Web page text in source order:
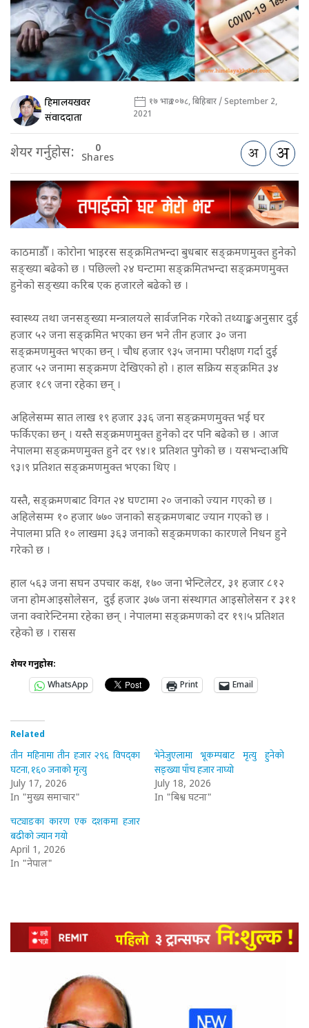
हिमालयखवर
संवाददाता
१७ भाद्र २०७८, बिहिबार / September 2,
2021
शेयर गर्नुहोस: 0
Shares
काठमाडौँ । कोरोना भाइरस सङ्क्रमितभन्दा बुधबार सङ्क्रमणमुक्त हुनेको
सङ्ख्या बढेको छ । पछिल्लो २४ घन्टामा सङ्क्रमितभन्दा सङ्क्रमणमुक्त
हुनेको सङ्ख्या करिब एक हजारले बढेको छ ।
स्वास्थ्य तथा जनसङ्ख्या मन्त्रालयले सार्वजनिक गरेको तथ्याङ्कअनुसार दुई
हजार ५२ जना सङ्क्रमित भएका छन भने तीन हजार ३० जना
सङ्क्रमणमुक्त भएका छन् । चौध हजार ९३५ जनामा परीक्षण गर्दा दुई
हजार ५२ जनामा सङ्क्रमण देखिएको हो । हाल सक्रिय सङ्क्रमित ३४
हजार १८९ जना रहेका छन् ।
अहिलेसम्म सात लाख १९ हजार ३३६ जना सङ्क्रमणमुक्त भई घर
फर्किएका छन् । यस्तै सङ्क्रमणमुक्त हुनेको दर पनि बढेको छ । आज
नेपालमा सङ्क्रमणमुक्त हुने दर ९४।१ प्रतिशत पुगेको छ । यसभन्दाअघि
९३।९ प्रतिशत सङ्क्रमणमुक्त भएका थिए ।
यस्तै, सङ्क्रमणबाट विगत २४ घण्टामा २० जनाको ज्यान गएको छ ।
अहिलेसम्म १० हजार ७७० जनाको सङ्क्रमणबाट ज्यान गएको छ ।
नेपालमा प्रति १० लाखमा ३६३ जनाको सङ्क्रमणका कारणले निधन हुने
गरेको छ ।
हाल ५६३ जना सघन उपचार कक्ष, १७० जना भेन्टिलेटर, ३१ हजार ८१२
जना होमआइसोलेसन, दुई हजार ३७७ जना संस्थागत आइसोलेसन र ३११
जना क्वारेन्टिनमा रहेका छन् । नेपालमा सङ्क्रमणको दर १९।५ प्रतिशत
रहेको छ । रासस
शेयर गर्नुहोस:
WhatsApp
Print Email
Related
तीन महिनामा तीन हजार २९६ विपद्का
घटना, १६० जनाको मृत्यु
July 17, 2026
In "मुख्य समाचार"
भेनेजुएलामा भूकम्पबाट मृत्यु हुनेको
सङ्ख्या पाँच हजार नाघ्यो
July 18, 2026
In "बिश्व घटना"
चट्याङका कारण एक दशकमा हजार
बढीको ज्यान गयो
April 1, 2026
In "नेपाल"